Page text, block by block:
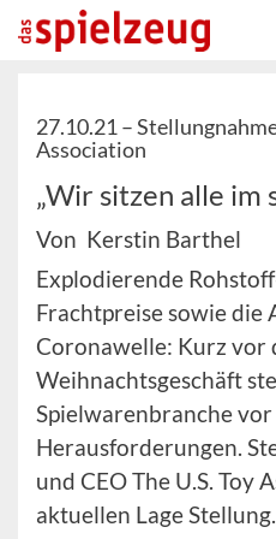
27.10.21 –
Association
„Wir sitzen alle im
Von Kerstin Barthel
Explodierende
Frachtpreise sowie die
Coronawelle: Kurz vor
Weihnachtsgeschäft
Spielwarenbranche
Herausforderungen.
und CEO The U.S. Toy
aktuellen Lage Stellung.